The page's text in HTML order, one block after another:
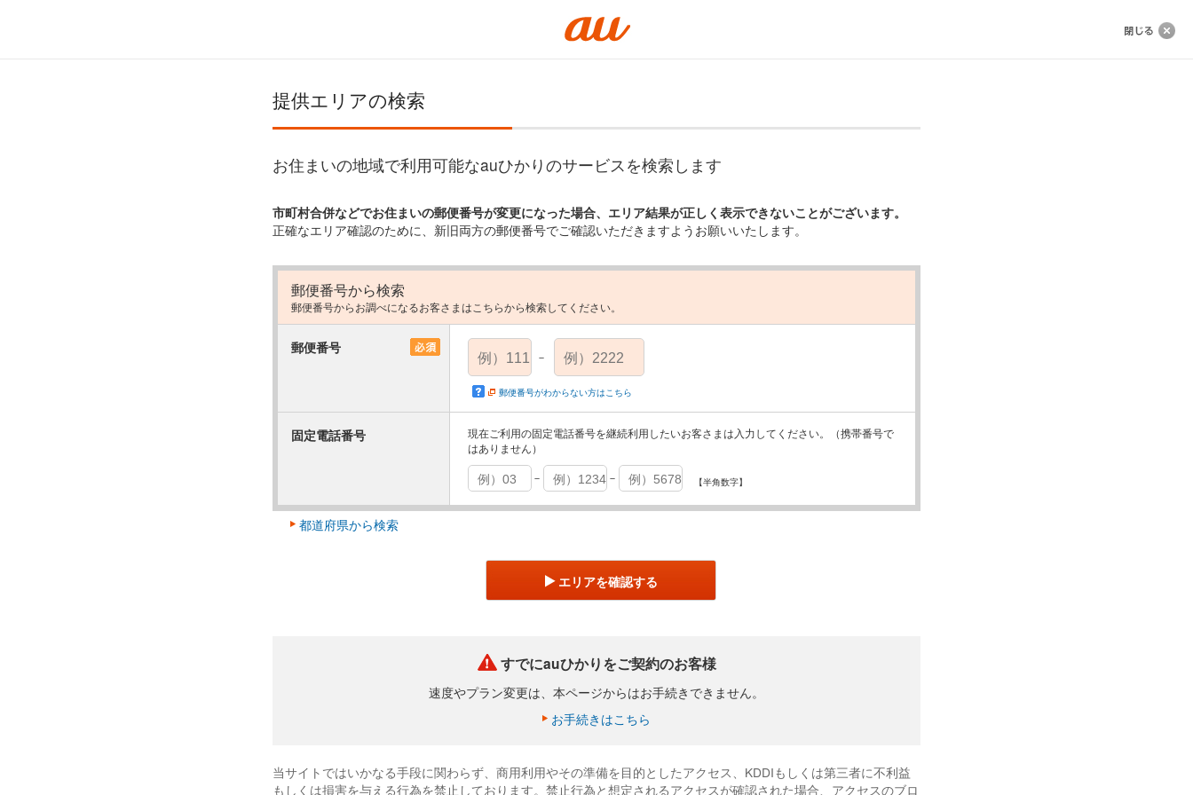
提供エリアの検索
お住まいの地域で利用可能なauひかりのサービスを検索します
市町村合併などでお住まいの郵便番号が変更になった場合、エリア結果が正しく表示できないことがございます。
正確なエリア確認のために、新旧両方の郵便番号でご確認いただきますようお願いいたします。
郵便番号から検索
郵便番号からお調べになるお客さまはこちらから検索してください。
郵便番号
－
郵便番号がわからない方はこちら
固定電話番号
現在ご利用の固定電話番号を継続利用したいお客さまは入力してください。（携帯番号で
はありません）
－ － 【半角数字】
都道府県から検索
エリアを確認する
すでにauひかりをご契約のお客様
速度やプラン変更は、 本ページからはお手続きできません。
お手続きはこちら
当サイトではいかなる手段に関わらず、商用利用やその準備を目的としたアクセス、KDDIもしくは第三者に不利益
もしくは損害を与える行為を禁止しております。禁止行為と想定されるアクセスが確認された場合、アクセスのブロ